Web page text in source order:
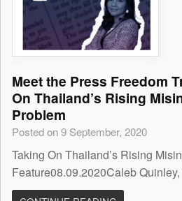
Meet the Press Freedom
On Thailand’s Rising
Problem
Posted on 9 September, 2020
Taking On Thailand’s Rising
Feature08.09.2020Caleb